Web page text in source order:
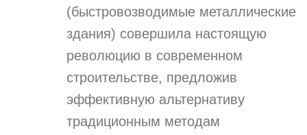
(быстровозводимые металлические
здания) совершила настоящую
революцию в современном
строительстве, предложив
эффективную альтернативу
традиционным методам